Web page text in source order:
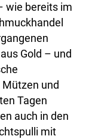
wie bereits im
Gold – und
und
Tagen
auch in den
mit